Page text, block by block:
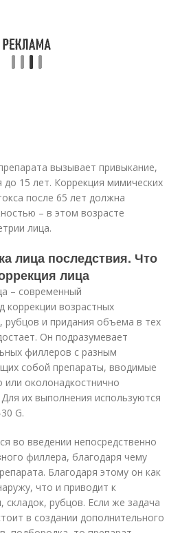
вызывает привыкание,
15 лет. Коррекция мимических
после 65 лет должна
– в этом возрасте
лица.
лица последствия. Что
лица
– современный
коррекции возрастных
рубцов и придания объема в тех
Он подразумевает
филлеров с разным
собой препараты, вводимые
околонадкостнично
их выполнения используются
G.
во введении непосредственно
филлера, благодаря чему
Благодаря этому он как
что и приводит к
рубцов. Если же задача
в создании дополнительного